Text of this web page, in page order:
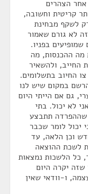
אחר הצהרים
קריטית וחשובה,
לשקף מבחינת
לא גורם שאמור
בפניו.
מה ההכנסות, מה
החייב, ולהשאיר
החיוב בתשלומים.
במקום שיש לנו
גם אם הייתי היום
לא יכול. בתי
שההפרדה תתבצע
יכול לומר שכבר
חדש וכן הלאה, עד
את לשכת ההוצאה
כל הלשכות נמצאות
שזה יקרה היום
ו-וודאי שאין